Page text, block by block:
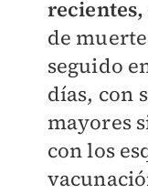
recientes,
de
seguido
días, con
mayores
con los